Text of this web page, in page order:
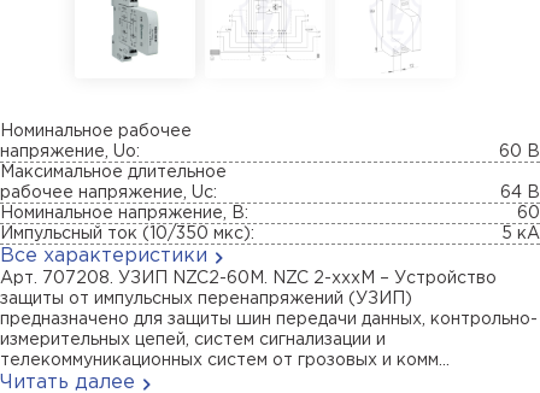
Номинальное рабочее
напряжение, Uo:
60 В
Максимальное длительное
рабочее напряжение, Uc:
64 В
Номинальное напряжение, В:
60
Импульсный ток (10/350 мкс):
5 кА
Все характеристики
Арт. 707208. УЗИП NZC2-60M. NZC 2-xxxM – Устройство
защиты от импульсных перенапряжений (УЗИП)
предназначено для защиты шин передачи данных, контрольно-
измерительных цепей, систем сигнализации и
телекоммуникационных систем от грозовых и комм...
Читать далее